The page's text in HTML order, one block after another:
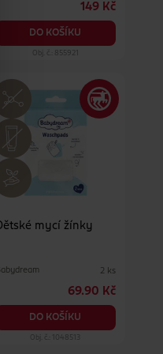
149 Kč
DO KOŠÍKU
Obj. č.: 855921
mycí žínky
2 ks
69.90 Kč
DO KOŠÍKU
Obj. č.: 1048513